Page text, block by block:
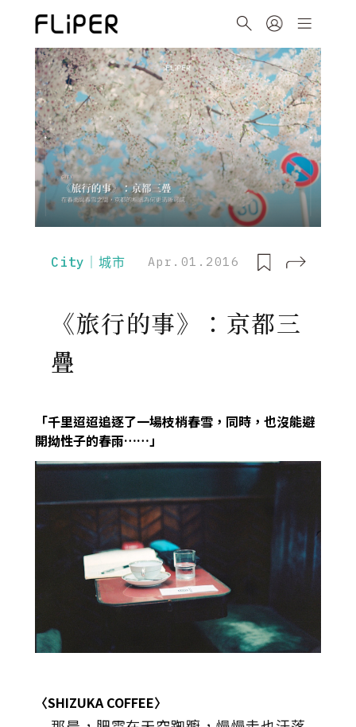
City｜城市 Apr.01.2016
《旅行的事》：京都三
疊
「千里迢迢追逐了一場枝梢春雪，同時，也沒能避
開拗性子的春雨……」
〈SHIZUKA COFFEE〉